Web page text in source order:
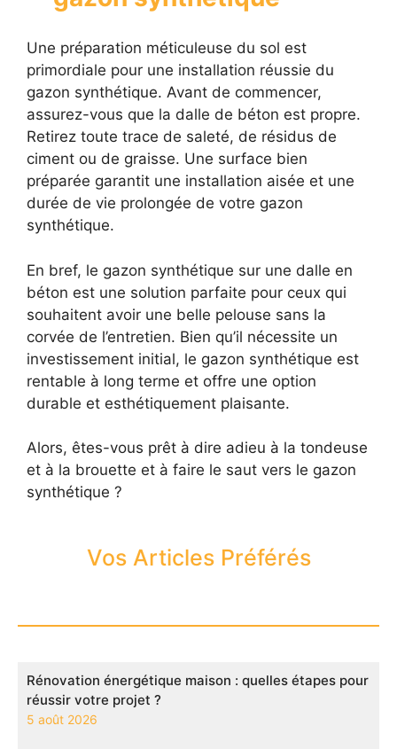
Une préparation méticuleuse du sol est
primordiale pour une installation réussie du
gazon synthétique. Avant de commencer,
assurez-vous que la dalle de béton est propre.
Retirez toute trace de saleté, de résidus de
ciment ou de graisse. Une surface bien
préparée garantit une installation aisée et une
durée de vie prolongée de votre gazon
synthétique.
En bref, le gazon synthétique sur une dalle en
béton est une solution parfaite pour ceux qui
souhaitent avoir une belle pelouse sans la
corvée de l’entretien. Bien qu’il nécessite un
investissement initial, le gazon synthétique est
rentable à long terme et offre une option
durable et esthétiquement plaisante.
Alors, êtes-vous prêt à dire adieu à la tondeuse
et à la brouette et à faire le saut vers le gazon
synthétique ?
Vos Articles Préférés
Rénovation énergétique maison : quelles étapes pour
réussir votre projet ?
5 août 2026